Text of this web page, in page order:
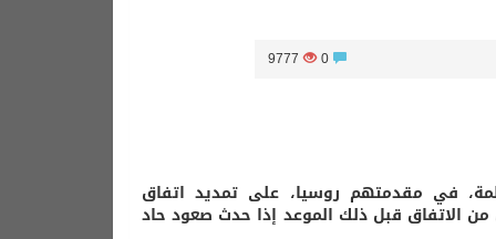
0
9777
في مقدمتهم روسيا، على تمديد اتفاق
إلى خروج محتمل من الاتفاق قبل ذلك الموعد إذا حدث صعود حاد